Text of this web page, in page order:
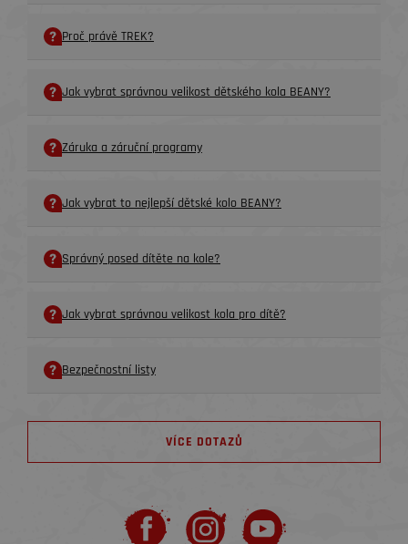
Proč právě TREK?
Jak vybrat správnou velikost dětského kola BEANY?
Záruka a záruční programy
Jak vybrat to nejlepší dětské kolo BEANY?
Správný posed dítěte na kole?
Jak vybrat správnou velikost kola pro dítě?
Bezpečnostní listy
VÍCE DOTAZŮ